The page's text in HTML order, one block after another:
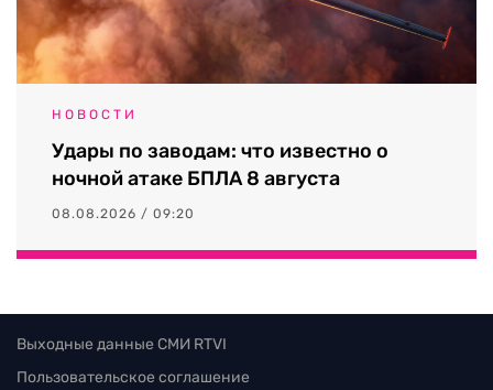
НОВОСТИ
Удары по заводам: что известно о
ночной атаке БПЛА 8 августа
08.08.2026 / 09:20
Выходные данные СМИ RTVI
Пользовательское соглашение